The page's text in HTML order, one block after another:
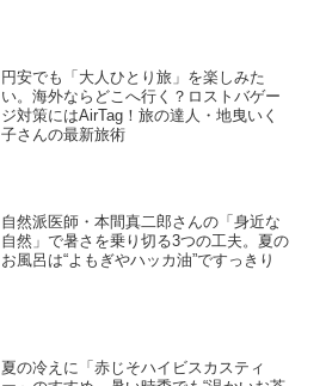
円安でも「大人ひとり旅」を楽しみた
い。海外ならどこへ行く？ロストバゲー
ジ対策にはAirTag！旅の達人・地曳いく
子さんの最新旅術
自然派医師・本間真二郎さんの「身近な
自然」で暑さを乗り切る3つの工夫。夏の
お風呂は“よもぎやハッカ油”ですっきり
夏の冷えに「赤じそハイビスカスティ